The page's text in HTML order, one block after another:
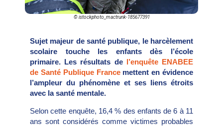
© istockphoto_mactrunk-185677391
Sujet majeur de santé publique, le harcèlement
scolaire touche les enfants dès l’école
primaire. Les résultats de l’enquête ENABEE
de Santé Publique Francemettent en évidence
l’ampleur du phénomène et ses liens étroits
avec la santé mentale.
Selon cette enquête, 16,4 % des enfants de 6 à 11
ans sont considérés comme victimes probables